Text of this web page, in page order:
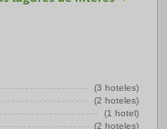
(3 hoteles)
(2 hoteles)
(1 hotel)
(2 hoteles)